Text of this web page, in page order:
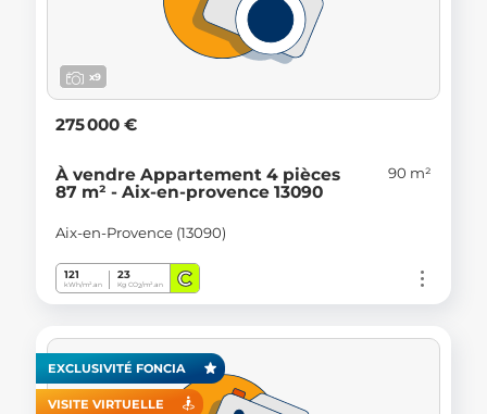
x9
275 000 €
À vendre Appartement 4 pièces
87 m² - Aix-en-provence 13090
90 m²
Aix-en-Provence (13090)
121
kWh/m².an
23
Kg CO2/m².an C
EXCLUSIVITÉ FONCIA
VISITE VIRTUELLE